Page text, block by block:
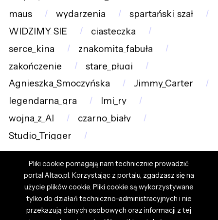
maus
wydarzenia
spartański_szał
WIDZIMY_SIĘ
ciasteczka
serce_kina
znakomita_fabuła
zakończenie
stare_pługi
Agnieszka_Smoczyńska
Jimmy_Carter
legendarna_gra
Imi_ry
wojna_z_AI
czarno_biały
Studio_Trigger
Pliki cookie pomagają nam technicznie prowadzić
portal Altao.pl. Korzystając z portalu, zgadzasz się na
użycie plików cookie. Pliki cookie są wykorzystywane
tylko do działań techniczno-administracyjnych i nie
przekazują danych osobowych oraz informacji z tej